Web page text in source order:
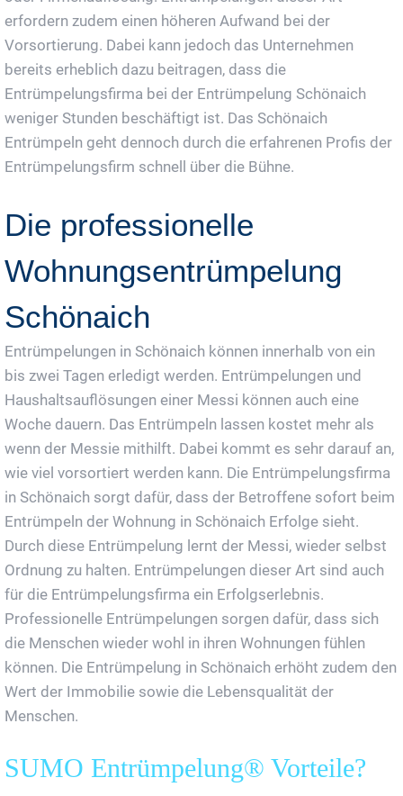
erfordern zudem einen höheren Aufwand bei der
Vorsortierung. Dabei kann jedoch das Unternehmen
bereits erheblich dazu beitragen, dass die
Entrümpelungsfirma bei der Entrümpelung Schönaich
weniger Stunden beschäftigt ist. Das Schönaich
Entrümpeln geht dennoch durch die erfahrenen Profis der
Entrümpelungsfirm schnell über die Bühne.
Die professionelle
Wohnungsentrümpelung
Schönaich
Entrümpelungen in Schönaich können innerhalb von ein
bis zwei Tagen erledigt werden. Entrümpelungen und
Haushaltsauflösungen einer Messi können auch eine
Woche dauern. Das Entrümpeln lassen kostet mehr als
wenn der Messie mithilft. Dabei kommt es sehr darauf an,
wie viel vorsortiert werden kann. Die Entrümpelungsfirma
in Schönaich sorgt dafür, dass der Betroffene sofort beim
Entrümpeln der Wohnung in Schönaich Erfolge sieht.
Durch diese Entrümpelung lernt der Messi, wieder selbst
Ordnung zu halten. Entrümpelungen dieser Art sind auch
für die Entrümpelungsfirma ein Erfolgserlebnis.
Professionelle Entrümpelungen sorgen dafür, dass sich
die Menschen wieder wohl in ihren Wohnungen fühlen
können. Die Entrümpelung in Schönaich erhöht zudem den
Wert der Immobilie sowie die Lebensqualität der
Menschen.
SUMO Entrümpelung® Vorteile?